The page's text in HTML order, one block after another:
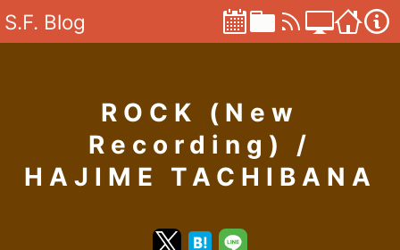
S.F. Blog
ROCK (New
Recording) /
HAJIME TACHIBANA